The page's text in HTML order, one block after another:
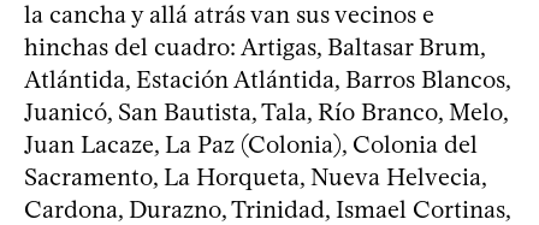
la cancha y allá atrás van sus vecinos e
hinchas del cuadro: Artigas, Baltasar Brum,
Atlántida, Estación Atlántida, Barros Blancos,
Juanicó, San Bautista, Tala, Río Branco, Melo,
Juan Lacaze, La Paz (Colonia), Colonia del
Sacramento, La Horqueta, Nueva Helvecia,
Cardona, Durazno, Trinidad, Ismael Cortinas,